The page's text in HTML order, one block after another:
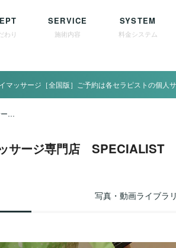
わり
SERVICE
施術内容
SYSTEM
料金システム
マッサージ［全国版］ご予約は各セラピストの個人
中国/広島 ゲイマッサージ専門店 SPECIALIST
サージ専門店 SPECIALIST
写真・動画ライブラリ